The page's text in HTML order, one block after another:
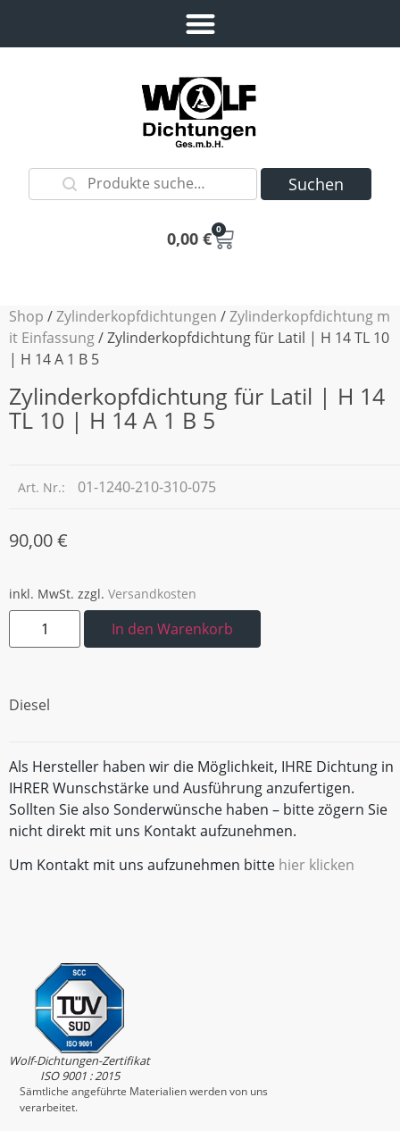
Suchen
0,00 € 0
Shop /Zylinderkopfdichtungen /Zylinderkopfdichtung m
it Einfassung/ Zylinderkopfdichtung für Latil | H 14 TL 10
| H 14 A 1 B 5
Zylinderkopfdichtung für Latil | H 14
TL 10 | H 14 A 1 B 5
Art. Nr.: 01-1240-210-310-075
90,00€
inkl. MwSt. zzgl. Versandkosten
In den Warenkorb
Diesel
Als Hersteller haben wir die Möglichkeit, IHRE Dichtung in
IHRER Wunschstärke und Ausführung anzufertigen.
Sollten Sie also Sonderwünsche haben – bitte zögern Sie
nicht direkt mit uns Kontakt aufzunehmen.
Um Kontakt mit uns aufzunehmen bitte hier klicken
Wolf-Dichtungen-Zertifikat
ISO 9001 : 2015
Sämtliche angeführte Materialien werden von uns
verarbeitet.